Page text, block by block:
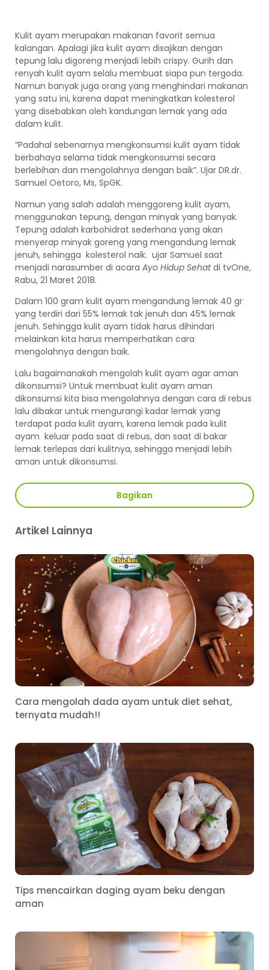
Kulit ayam merupakan makanan favorit semua
kalangan. Apalagi jika kulit ayam disajikan dengan
tepung lalu digoreng menjadi lebih crispy. Gurih dan
renyah kulit ayam selalu membuat siapa pun tergoda.
Namun banyak juga orang yang menghindari makanan
yang satu ini, karena dapat meningkatkan kolesterol
yang disebabkan oleh kandungan lemak yang ada
dalam kulit.
“Padahal sebenarnya mengkonsumsi kulit ayam tidak
berbahaya selama tidak mengkonsumsi secara
berlebihan dan mengolahnya dengan baik”. Ujar DR.dr.
Samuel Oetoro, Ms, SpGK.
Namun yang salah adalah menggoreng kulit ayam,
menggunakan tepung, dengan minyak yang banyak.
Tepung adalah karbohidrat sederhana yang akan
menyerap minyak goreng yang mengandung lemak
jenuh, sehingga kolesterol naik. ujar Samuel saat
menjadi narasumber di acara Ayo Hidup Sehatdi tvOne,
Rabu, 21 Maret 2018.
Dalam 100 gram kulit ayam mengandung lemak 40 gr
yang terdiri dari 55% lemak tak jenuh dan 45% lemak
jenuh. Sehingga kulit ayam tidak harus dihindari
melainkan kita harus memperhatikan cara
mengolahnya dengan baik.
Lalu bagaimanakah mengolah kulit ayam agar aman
dikonsumsi? Untuk membuat kulit ayam aman
dikonsumsi kita bisa mengolahnya dengan cara di rebus
lalu dibakar untuk mengurangi kadar lemak yang
terdapat pada kulit ayam, karena lemak pada kulit
ayam keluar pada saat di rebus, dan saat di bakar
lemak terlepas dari kulitnya, sehingga menjadi lebih
aman untuk dikonsumsi.
Bagikan
Artikel Lainnya
Cara mengolah dada ayam untuk diet sehat,
ternyata mudah!!
Tips mencairkan daging ayam beku dengan
aman